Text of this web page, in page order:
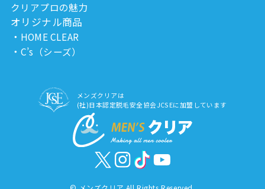
クリアプロの魅力
オリジナル商品
HOME CLEAR
C’s（シーズ）
メンズクリアは
(社)日本認定脱毛安全協会JCSEに加盟しています